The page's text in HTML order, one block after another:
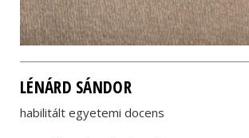
LÉNÁRD SÁNDOR
habilitált egyetemi docens